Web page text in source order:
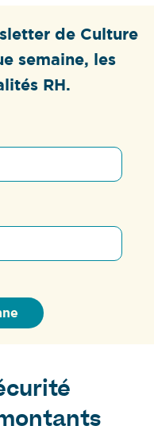
de Culture
semaine, les
RH.